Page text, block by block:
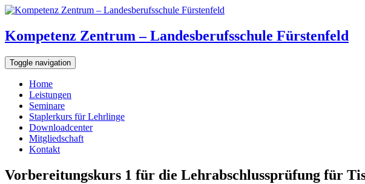
Kompetenz Zentrum – Landesberufsschule Fürstenfeld
Toggle navigation
Home
Leistungen
Seminare
Staplerkurs für Lehrlinge
Downloadcenter
Mitgliedschaft
Kontakt
Vorbereitungskurs 1 für die Lehrabschlussprüfung für